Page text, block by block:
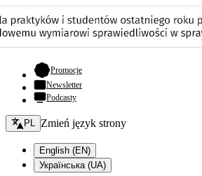
Promocje- otwiera się w nowej karcie
Newsletter
Podcasty
Zmień język - bieżący:
PL Zmień język strony
English (EN)
Українська (UA)